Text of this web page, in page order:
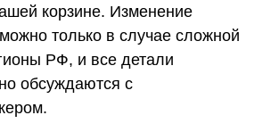
корзине. Изменение
только в случае сложной
РФ, и все детали
обсуждаются с